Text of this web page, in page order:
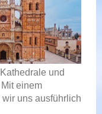
und
einem
uns ausführlich